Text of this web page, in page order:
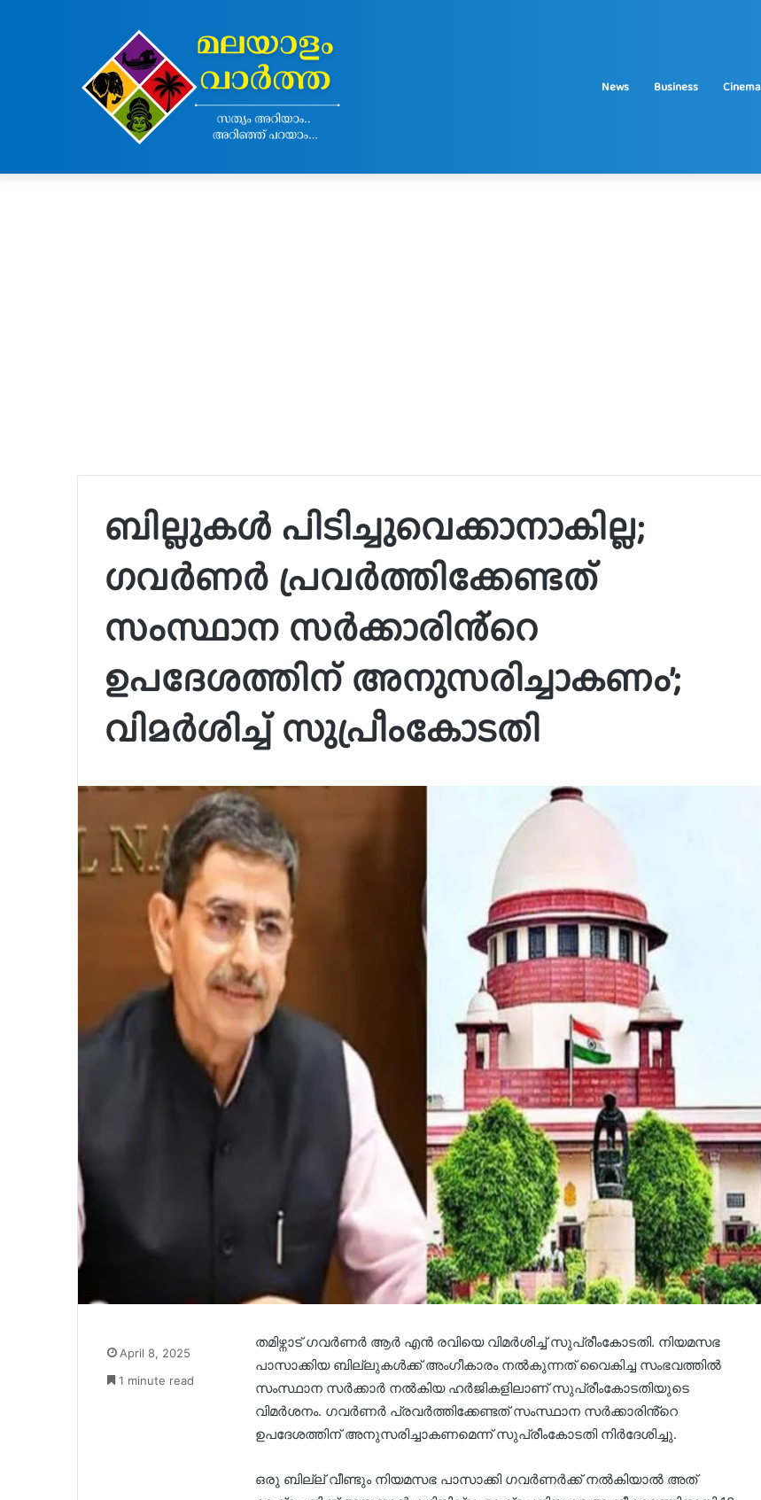
News Business Cinema
ബില്ലുകൾ പിടിച്ചുവെക്കാനാകില്ല;
ഗവർണർ പ്രവർത്തിക്കേണ്ടത്
സംസ്ഥാന സർക്കാരിൻ്റെ
ഉപദേശത്തിന് അനുസരിച്ചാകണം’;
വിമർശിച്ച് സുപ്രീംകോടതി
തമിഴ്നാട് ഗവർണർ ആർ എൻ രവിയെ വിമർശിച്ച് സുപ്രീംകോടതി. നിയമസഭ
പാസാക്കിയ ബില്ലുകൾക്ക് അംഗീകാരം നൽകുന്നത് വൈകിച്ച സംഭവത്തിൽ
സംസ്ഥാന സർക്കാർ നൽകിയ ഹർജികളിലാണ് സുപ്രീംകോടതിയുടെ
വിമർശനം. ഗവർണർ പ്രവർത്തിക്കേണ്ടത് സംസ്ഥാന സർക്കാരിൻ്റെ
ഉപദേശത്തിന് അനുസരിച്ചാകണമെന്ന് സുപ്രീംകോടതി നിർദേശിച്ചു.
ഒരു ബില്ല് വീണ്ടും നിയമസഭ പാസാക്കി ഗവർണർക്ക് നൽകിയാൽ അത്
April 8, 2025
1 minute read